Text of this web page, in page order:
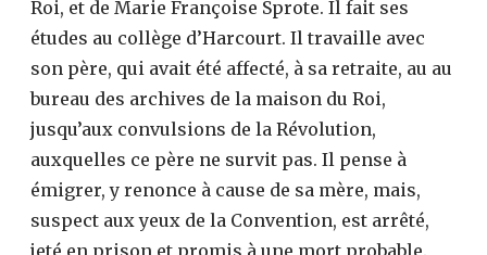
Roi, et de Marie Françoise Sprote. Il fait ses
études au collège d’Harcourt. Il travaille avec
son père, qui avait été affecté, à sa retraite, au au
bureau des archives de la maison du Roi,
jusqu’aux convulsions de la Révolution,
auxquelles ce père ne survit pas. Il pense à
émigrer, y renonce à cause de sa mère, mais,
suspect aux yeux de la Convention, est arrêté,
jeté en prison et promis à une mort probable.